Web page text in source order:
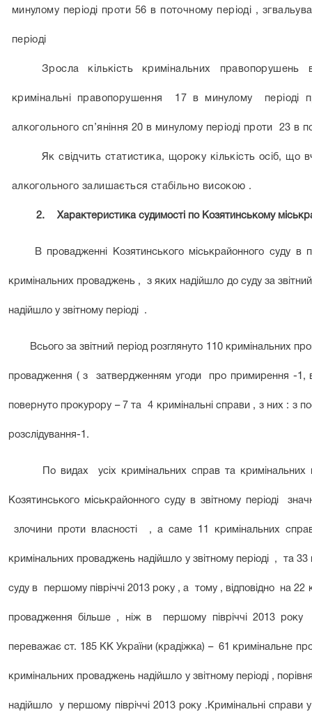
минулому періоді проти 56 в поточному періоді ,
періоді
Зросла кількість кримінальних
кримінальні правопорушення 17 в минулому
алкогольного сп’яніння 20 в минулому періоді проти 23 в
Як свідчить статистика, щороку кількість осіб,
алкогольного залишається стабільно високою .
2. Характеристика судимості по Козятинському
В провадженні Козятинського міськрайонного суду в
кримінальних проваджень , з яких надійшло до суду за
надійшло у звітному періоді .
Всього за звітний період розглянуто 110 кримінальних
провадження ( з затвердженням угоди про примирення -1,
повернуто прокурору – 7 та 4 кримінальні справи , з них : з
розслідування-1.
По видах усіх кримінальних справ та кримінальних
Козятинського міськрайонного суду в звітному періоді
злочини проти власності , а саме 11 кримінальних
кримінальних проваджень надійшло у звітному періоді , та
суду в першому півріччі 2013 року , а тому , відповідно на
провадження більше , ніж в першому півріччі 2013
переважає ст. 185 КК України (крадіжка) – 61 кримінальне
кримінальних проваджень надійшло у звітному періоді ,
надійшло у першому півріччі 2013 року .Кримінальні